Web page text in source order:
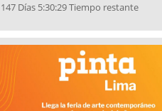
147 Días 5:30:29 Tiempo restante